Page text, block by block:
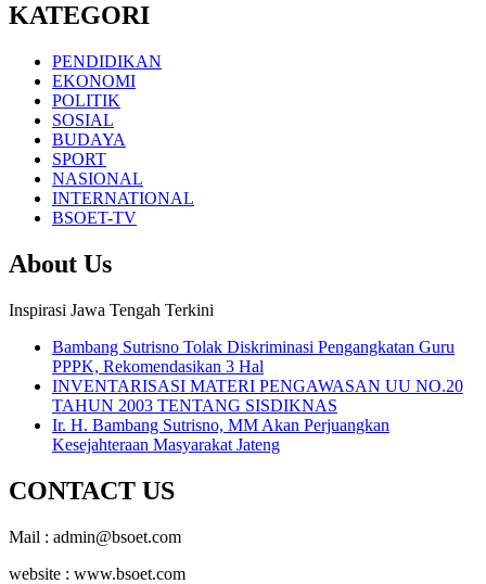
KATEGORI
PENDIDIKAN
EKONOMI
POLITIK
SOSIAL
BUDAYA
SPORT
NASIONAL
INTERNATIONAL
BSOET-TV
About Us
Inspirasi Jawa Tengah Terkini
Bambang Sutrisno Tolak Diskriminasi Pengangkatan Guru
PPPK, Rekomendasikan 3 Hal
INVENTARISASI MATERI PENGAWASAN UU NO.20
TAHUN 2003 TENTANG SISDIKNAS
Ir. H. Bambang Sutrisno, MM Akan Perjuangkan
Kesejahteraan Masyarakat Jateng
CONTACT US
Mail : admin@bsoet.com
website : www.bsoet.com